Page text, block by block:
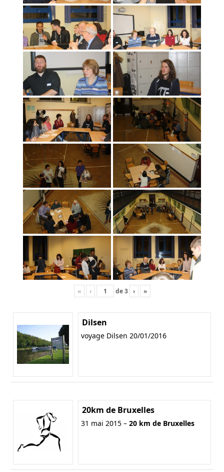
« ‹ de3 › »
Dilsen
voyage Dilsen 20/01/2016
20km de Bruxelles
31 mai 2015 – 20 km de Bruxelles